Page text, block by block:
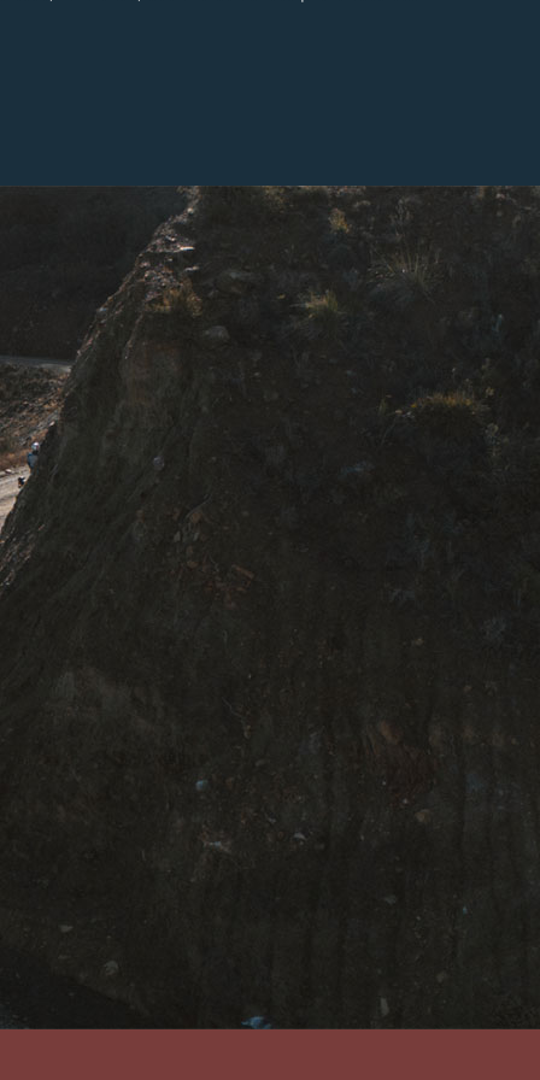
nous traçons, les récits de
les communications de Nomads
inspirants. Vos données sont
à des tiers, et vous pouvez vous
email. Pour en savoir plus, consultez